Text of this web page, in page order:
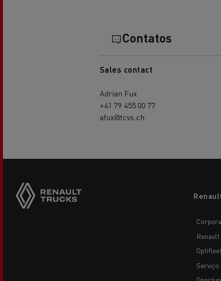
Contatos
Sales contact
Adrian Fux
+41 79 455 00 77
afux@tcvs.ch
menu
Serviço